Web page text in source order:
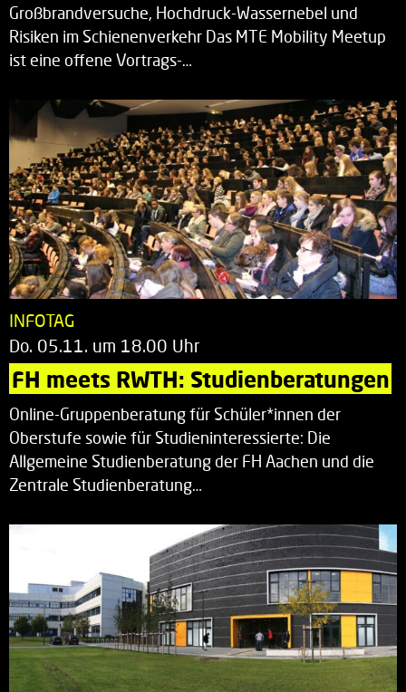
Großbrandversuche, Hochdruck-Wassernebel und
Risiken im Schienenverkehr Das MTE Mobility Meetup
ist eine offene Vortrags-…
INFOTAG
Do. 05.11. um 18.00 Uhr
FH meets RWTH: Studienberatungen
Online-Gruppenberatung für Schüler*innen der
Oberstufe sowie für Studieninteressierte: Die
Allgemeine Studienberatung der FH Aachen und die
Zentrale Studienberatung…